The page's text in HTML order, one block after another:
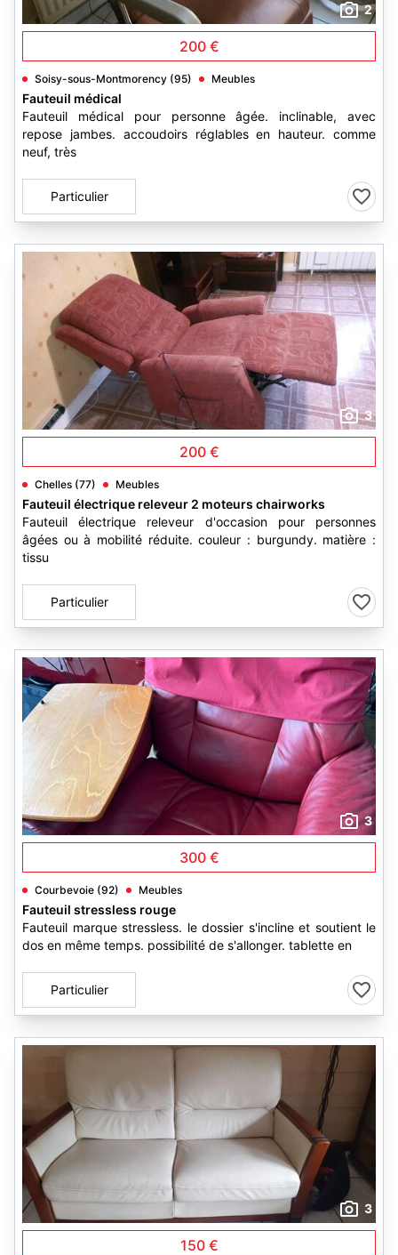
2
200 €
Soisy-sous-Montmorency (95) Meubles
Fauteuil médical
Fauteuil médical pour personne âgée. inclinable, avec
repose jambes. accoudoirs réglables en hauteur. comme
neuf, très
Particulier
3
200 €
Chelles (77) Meubles
Fauteuil électrique releveur 2 moteurs chairworks
Fauteuil électrique releveur d'occasion pour personnes
âgées ou à mobilité réduite. couleur : burgundy. matière :
tissu
Particulier
3
300 €
Courbevoie (92) Meubles
Fauteuil stressless rouge
Fauteuil marque stressless. le dossier s'incline et soutient le
dos en même temps. possibilité de s'allonger. tablette en
Particulier
3
150 €